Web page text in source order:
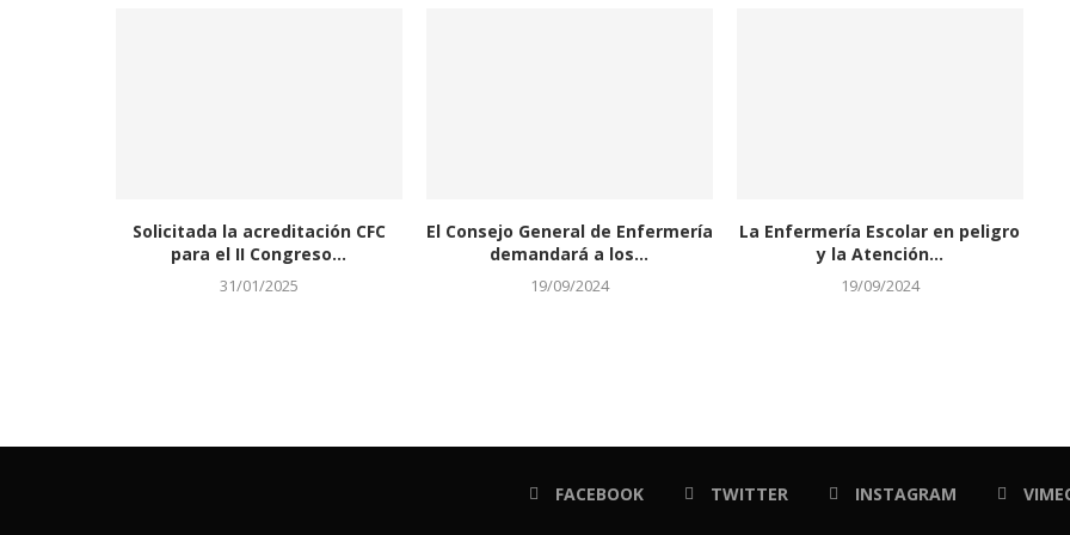
Solicitada la acreditación CFC
para el II Congreso...
31/01/2025
El Consejo General de Enfermería
demandará a los...
19/09/2024
La Enfermería Escolar en peligro
y la Atención...
19/09/2024
FACEBOOK TWITTER INSTAGRAM